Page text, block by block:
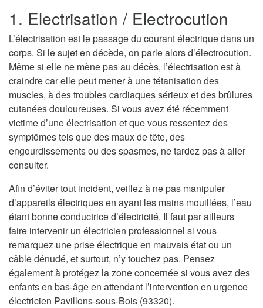
1. Electrisation / Electrocution
L’électrisation est le passage du courant électrique dans un
corps. Si le sujet en décède, on parle alors d’électrocution.
Même si elle ne mène pas au décès, l’électrisation est à
craindre car elle peut mener à une tétanisation des
muscles, à des troubles cardiaques sérieux et des brûlures
cutanées douloureuses. Si vous avez été récemment
victime d’une électrisation et que vous ressentez des
symptômes tels que des maux de tête, des
engourdissements ou des spasmes, ne tardez pas à aller
consulter.
Afin d’éviter tout incident, veillez à ne pas manipuler
d’appareils électriques en ayant les mains mouillées, l’eau
étant bonne conductrice d’électricité. Il faut par ailleurs
faire intervenir un électricien professionnel si vous
remarquez une prise électrique en mauvais état ou un
câble dénudé, et surtout, n’y touchez pas. Pensez
également à protégez la zone concernée si vous avez des
enfants en bas-âge en attendant l’intervention en urgence
électricien Pavillons-sous-Bois (93320).